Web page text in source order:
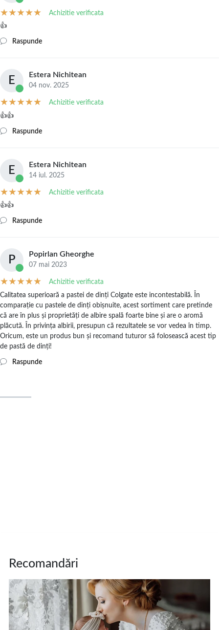
Achizitie verificata
👍
Raspunde
E Estera Nichitean
04 nov. 2025
Achizitie verificata
👍👍
Raspunde
E Estera Nichitean
14 iul. 2025
Achizitie verificata
👍👍
Raspunde
P Popirlan Gheorghe
07 mai 2023
Achizitie verificata
Calitatea superioară a pastei de dinți Colgate este incontestabilă. În
comparație cu pastele de dinți obișnuite, acest sortiment care pretinde
că are în plus și proprietăți de albire spală foarte bine și are o aromă
plăcută. În privința albirii, presupun că rezultatele se vor vedea în timp.
Oricum, este un produs bun și recomand tuturor să folosească acest tip
de pastă de dinți!
Raspunde
Recomandări